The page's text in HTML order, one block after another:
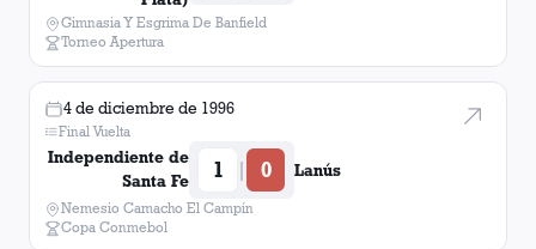
Gimnasia Y Esgrima De Banfield
Torneo Apertura
4 de diciembre de 1996
Final Vuelta
Independiente de
Santa Fe
1 | 0 Lanús
Nemesio Camacho El Campín
Copa Conmebol